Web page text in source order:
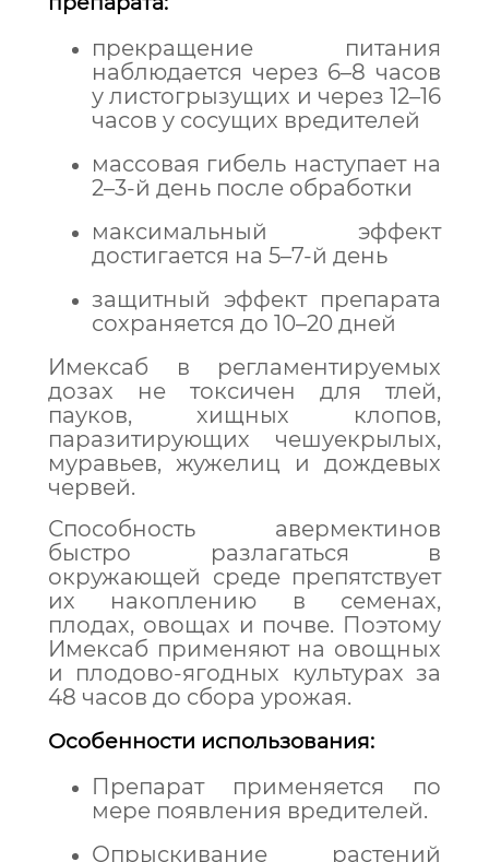
прекращение питания
наблюдается через 6–8 часов
у листогрызущих и через 12–16
часов у сосущих вредителей
массовая гибель наступает на
2–3-й день после обработки
максимальный эффект
достигается на 5–7-й день
защитный эффект препарата
сохраняется до 10–20 дней
Имексаб в регламентируемых
дозах не токсичен для тлей,
пауков, хищных клопов,
паразитирующих чешуекрылых,
муравьев, жужелиц и дождевых
червей.
Способность авермектинов
быстро разлагаться в
окружающей среде препятствует
их накоплению в семенах,
плодах, овощах и почве. Поэтому
Имексаб применяют на овощных
и плодово-ягодных культурах за
48 часов до сбора урожая.
Особенности использования:
Препарат применяется по
мере появления вредителей.
Опрыскивание растений